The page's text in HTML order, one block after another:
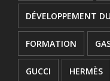
DÉVELOPPEMENT
FORMATION
GUCCI HERMÈS